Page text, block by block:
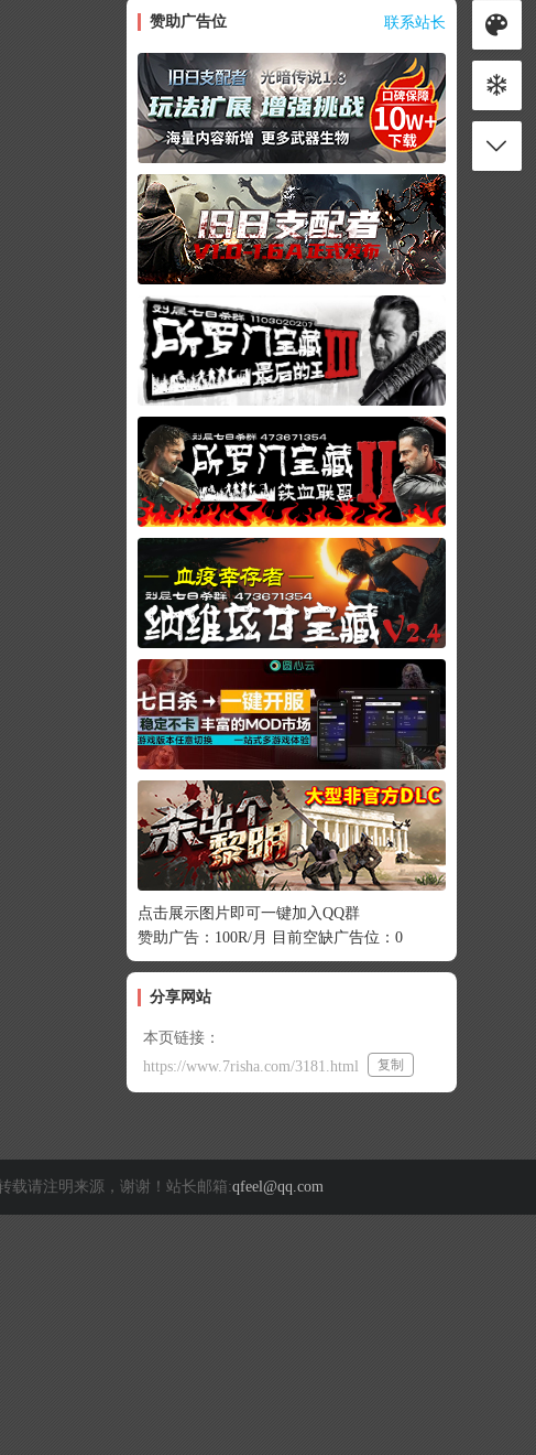
赞助广告位 联系站长
点击展示图片即可一键加入QQ群
赞助广告：100R/月 目前空缺广告位：0
分享网站
本页链接：
https://www.7risha.com/3181.html
复制
载请注明来源，谢谢！站长邮箱:qfeel@qq.com